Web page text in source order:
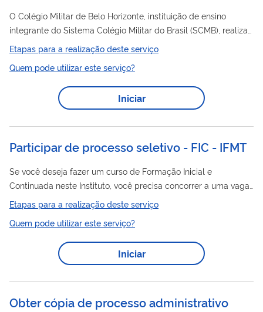
O Colégio Militar de Belo Horizonte, instituição de ensino
integrante do Sistema Colégio Militar do Brasil (SCMB), realiza
anualmente ProcessoSeletivo de Admissão, com ofertas de
condições estabelecidas no edital do
Admissão, publicado no Diário Oficial da União, e no Manual do
Etapas para a realização deste serviço
Quem pode utilizar este serviço?
Iniciar
Participar de processo seletivo - FIC - IFMT
Se você deseja fazer um curso de Formação Inicial e
Continuada neste Instituto, você precisa concorrer a uma vaga
por meio deste serviço.
Etapas para a realização deste serviço
Quem pode utilizar este serviço?
Iniciar
Obter cópia de processo administrativo